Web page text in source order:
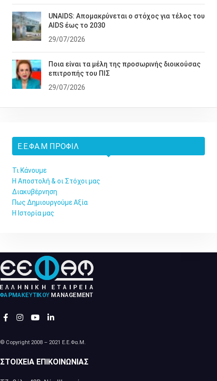
UNAIDS: Απομακρύνεται ο στόχος για τέλος του
AIDS έως το 2030
29/07/2026
Ποια είναι τα μέλη της προσωρινής διοικούσας
επιτροπής του ΠΙΣ
29/07/2026
Ε.Ε.ΦΑ.Μ ΠΡΟΦΊΛ
Τι Κάνουμε
Η Αποστολή & οι Στόχοι μας
Διακυβέρνηση
Πως Δημιουργούμε Αξία
Η Ιστορία μας
© Copyright 2008 – 2021 Ε.Ε.Φα.Μ.
ΣΤΟΙΧΕΊΑ ΕΠΙΚΟΙΝΩΝΊΑΣ